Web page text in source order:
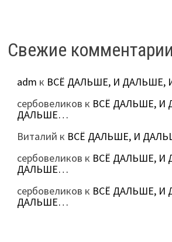
Свежие комментарии
adm к ВСЁ ДАЛЬШЕ, И
сербовеликов к ВСЁ ДАЛЬШЕ, И
ДАЛЬШЕ…
Виталий к ВСЁ ДАЛЬШЕ, И
сербовеликов к ВСЁ ДАЛЬШЕ, И
ДАЛЬШЕ…
сербовеликов к ВСЁ ДАЛЬШЕ, И
ДАЛЬШЕ…